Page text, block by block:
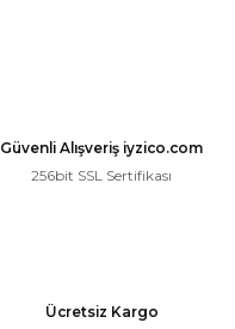
Güvenli Alışveriş iyzico.com
256bit SSL Sertifikası
Ücretsiz Kargo